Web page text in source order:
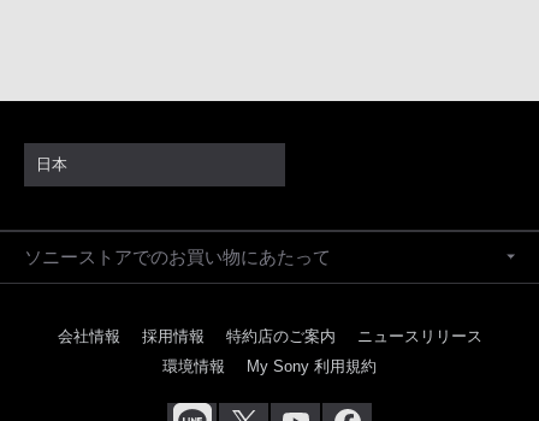
日本
ソニーストアでのお買い物にあたって
会社情報 採用情報 特約店のご案内
ニュースリリース
環境情報
My Sony 利用規約